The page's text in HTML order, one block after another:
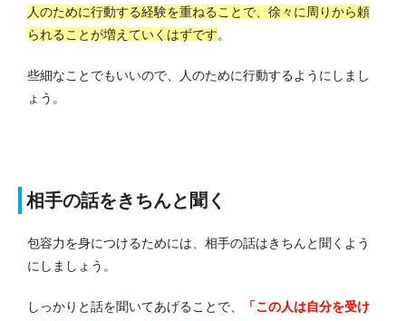
人のために行動する経験を重ねることで、徐々に周りから頼
られることが増えていくはずです。
些細なことでもいいので、人のために行動するようにしまし
ょう。
相手の話をきちんと聞く
包容力を身につけるためには、相手の話はきちんと聞くよう
にしましょう。
しっかりと話を聞いてあげることで、
「この人は自分を受け